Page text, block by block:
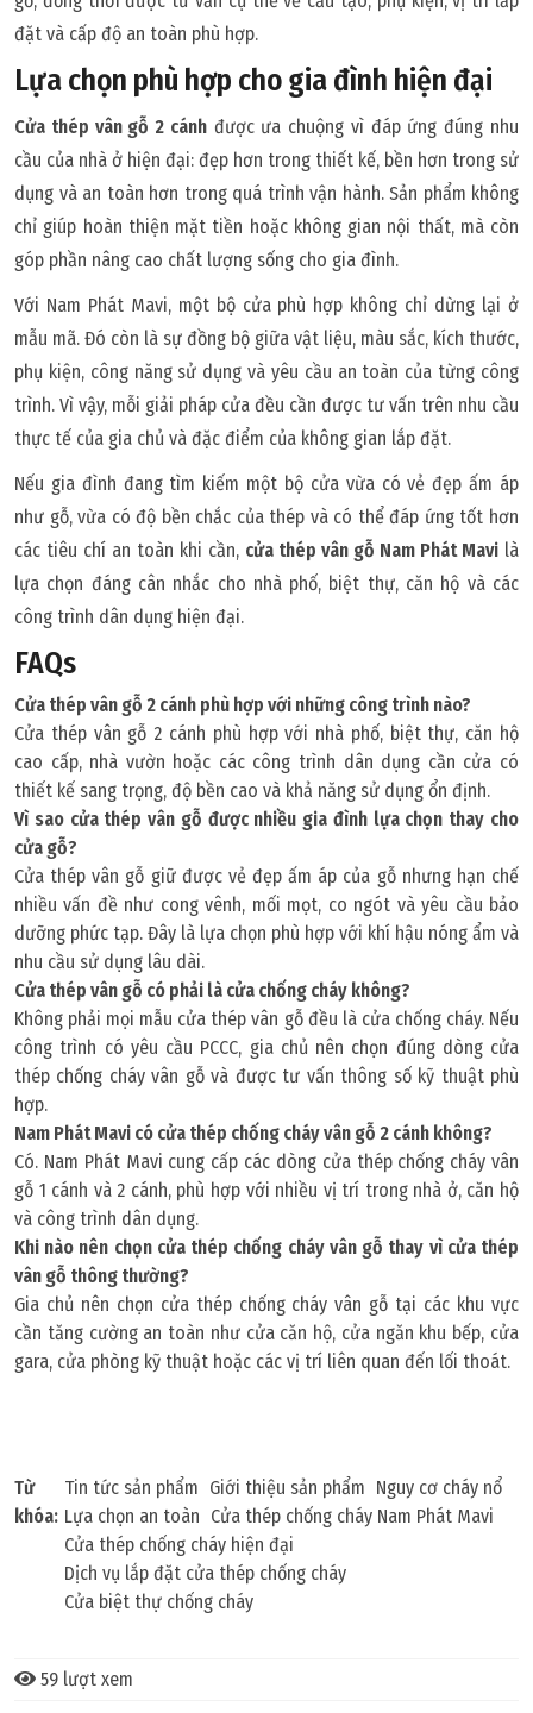
đặt và cấp độ an toàn phù hợp.
Lựa chọn phù hợp cho gia đình hiện đại
Cửa thép vân gỗ 2 cánhđược ưa chuộng vì đáp ứng đúng nhu
cầu của nhà ở hiện đại: đẹp hơn trong thiết kế, bền hơn trong sử
dụng và an toàn hơn trong quá trình vận hành. Sản phẩm không
chỉ giúp hoàn thiện mặt tiền hoặc không gian nội thất, mà còn
góp phần nâng cao chất lượng sống cho gia đình.
Với Nam Phát Mavi, một bộ cửa phù hợp không chỉ dừng lại ở
mẫu mã. Đó còn là sự đồng bộ giữa vật liệu, màu sắc, kích thước,
phụ kiện, công năng sử dụng và yêu cầu an toàn của từng công
trình. Vì vậy, mỗi giải pháp cửa đều cần được tư vấn trên nhu cầu
thực tế của gia chủ và đặc điểm của không gian lắp đặt.
Nếu gia đình đang tìm kiếm một bộ cửa vừa có vẻ đẹp ấm áp
như gỗ, vừa có độ bền chắc của thép và có thể đáp ứng tốt hơn
các tiêu chí an toàn khi cần, cửa thép vân gỗ Nam Phát Mavi là
lựa chọn đáng cân nhắc cho nhà phố, biệt thự, căn hộ và các
công trình dân dụng hiện đại.
FAQs
Cửa thép vân gỗ 2 cánh phù hợp với những công trình nào?
Cửa thép vân gỗ 2 cánh phù hợp với nhà phố, biệt thự, căn hộ
cao cấp, nhà vườn hoặc các công trình dân dụng cần cửa có
thiết kế sang trọng, độ bền cao và khả năng sử dụng ổn định.
Vì sao cửa thép vân gỗ được nhiều gia đình lựa chọn thay cho
cửa gỗ?
Cửa thép vân gỗ giữ được vẻ đẹp ấm áp của gỗ nhưng hạn chế
nhiều vấn đề như cong vênh, mối mọt, co ngót và yêu cầu bảo
dưỡng phức tạp. Đây là lựa chọn phù hợp với khí hậu nóng ẩm và
nhu cầu sử dụng lâu dài.
Cửa thép vân gỗ có phải là cửa chống cháy không?
Không phải mọi mẫu cửa thép vân gỗ đều là cửa chống cháy. Nếu
công trình có yêu cầu PCCC, gia chủ nên chọn đúng dòng cửa
thép chống cháy vân gỗ và được tư vấn thông số kỹ thuật phù
hợp.
Nam Phát Mavi có cửa thép chống cháy vân gỗ 2 cánh không?
Có. Nam Phát Mavi cung cấp các dòng cửa thép chống cháy vân
gỗ 1 cánh và 2 cánh, phù hợp với nhiều vị trí trong nhà ở, căn hộ
và công trình dân dụng.
Khi nào nên chọn cửa thép chống cháy vân gỗ thay vì cửa thép
vân gỗ thông thường?
Gia chủ nên chọn cửa thép chống cháy vân gỗ tại các khu vực
cần tăng cường an toàn như cửa căn hộ, cửa ngăn khu bếp, cửa
gara, cửa phòng kỹ thuật hoặc các vị trí liên quan đến lối thoát.
Từ
khóa:
Tin tức sản phẩm Giới thiệu sản phẩm Nguy cơ cháy nổ
Lựa chọn an toàn Cửa thép chống cháy Nam Phát Mavi
Cửa thép chống cháy hiện đại
Dịch vụ lắp đặt cửa thép chống cháy
Cửa biệt thự chống cháy
59 lượt xem